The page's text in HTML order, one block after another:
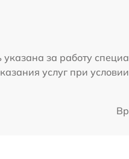
указана за работу
услуг при